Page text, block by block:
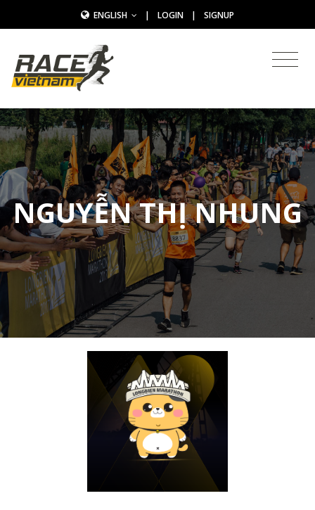
ENGLISH | LOGIN | SIGNUP
NGUYỄN THỊ NHUNG